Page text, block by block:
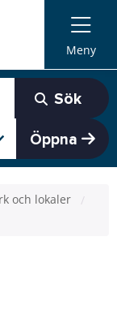
Meny
Sök
Öppna
och lokaler